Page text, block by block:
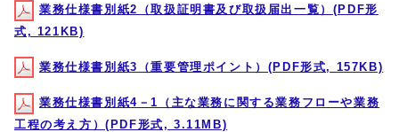
業務仕様書別紙2（取扱証明書及び取扱届出一覧）(PDF形
式, 121KB)
業務仕様書別紙3（重要管理ポイント）(PDF形式, 157KB)
業務仕様書別紙4－1（主な業務に関する業務フローや業務
工程の考え方）(PDF形式, 3.11MB)